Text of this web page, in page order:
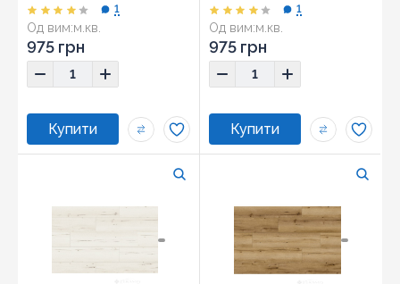
Од вим:м.кв.
1
975 грн
Од вим:м.кв.
1
975 грн